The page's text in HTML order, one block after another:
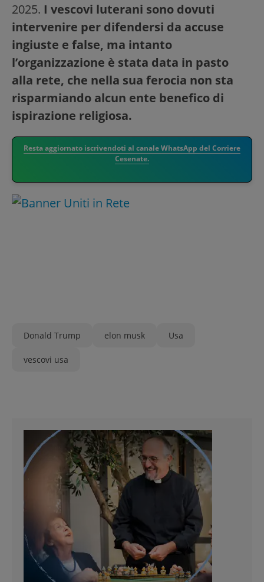
2025. I vescovi luterani sono dovuti
intervenire per difendersi da accuse
ingiuste e false, ma intanto
l’organizzazione è stata data in pasto
alla rete, che nella sua ferocia non sta
risparmiando alcun ente benefico di
ispirazione religiosa.
Resta aggiornato iscrivendoti al canale WhatsApp del Corriere
Cesenate.
Donald Trump elon musk Usa
vescovi usa